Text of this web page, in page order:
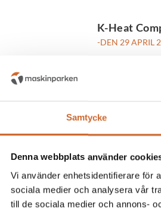
Samtycke
Denna webbplats använder
Vi använder enhetsidentifierare för
sociala medier och analysera vår
till de sociala medier och annons-
K-Heat
-DEN 29 APRIL
Maskinparken